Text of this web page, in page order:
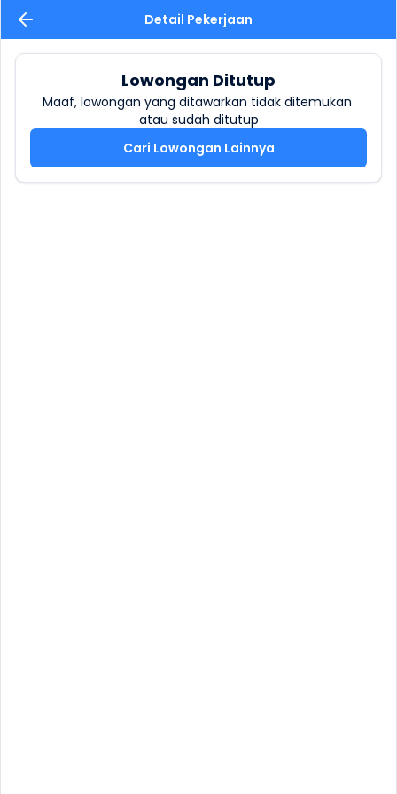
Detail Pekerjaan
Lowongan Ditutup
Maaf, lowongan yang ditawarkan tidak ditemukan
atau sudah ditutup
Cari Lowongan Lainnya